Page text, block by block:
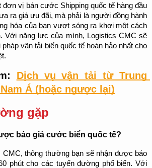
đơn vị bán cước Shipping quốc tế hàng đầu
ra giá ưu đãi, mà phải là người đồng hành
hóa của bạn vượt sóng ra khơi một cách
Với năng lực của mình, Logistics CMC sẽ
vận tải biển quốc tế hoàn hảo nhất cho
Dịch vụ vận tải từ Trung
Á (hoặc ngược lại)
gặp
báo giá cước biển quốc tế?
CMC, thông thường bạn sẽ nhận được báo
phút cho các tuyến đường phổ biến. Với